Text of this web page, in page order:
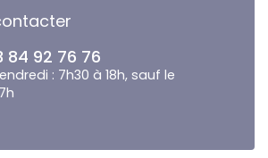
84 92 76 76
: 7h30 à 18h, sauf le